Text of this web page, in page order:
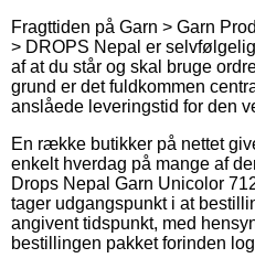
Fragttiden på Garn > Garn
> DROPS Nepal er
af at du står og skal bruge
grund er det fuldkommen
anslåede leveringstid for den
En række butikker på nettet
enkelt hverdag på mange af
Drops Nepal Garn Unicolor
tager udgangspunkt i at
angivent tidspunkt, med
bestillingen pakket forinden